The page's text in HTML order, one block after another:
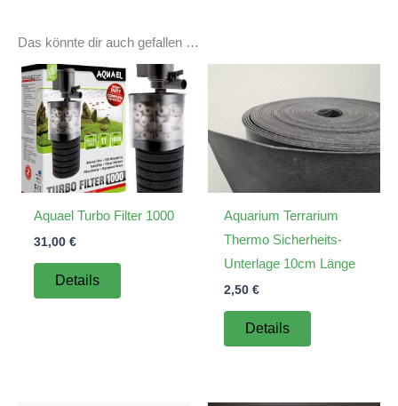
Das könnte dir auch gefallen …
Aquael Turbo Filter 1000
31,00 €
Details
Aquarium Terrarium
Thermo Sicherheits-
Unterlage 10cm Länge
2,50 €
Details